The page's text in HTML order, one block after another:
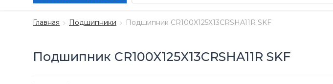
Главная Подшипники Подшипник CR100X125X13CRSHA11R SKF
Подшипник CR100X125X13CRSHA11R SKF